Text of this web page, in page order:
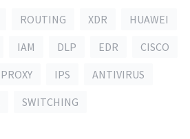
ROUTING XDR
HUAWEI
IAM DLP EDR
CISCO
PROXY IPS
ANTIVIRUS
SWITCHING